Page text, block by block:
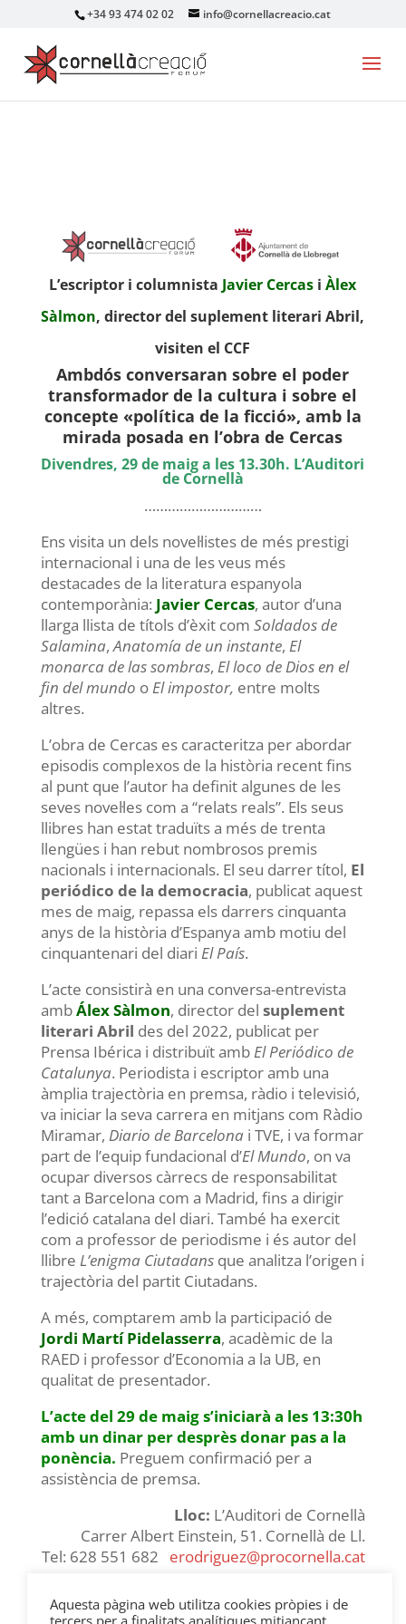
+34 93 474 02 02 info@cornellacreacio.cat
L’escriptor i columnista Javier Cercas iÀlex
Sàlmon, director del suplement literari Abril,
visiten el CCF
Ambdós conversaran sobre el poder
transformador de la cultura i sobre el
concepte «política de la ficció», amb la
mirada posada en l’obra de Cercas
Divendres, 29 de maig a les 13.30h. L’Auditori
de Cornellà
…………………………
Ens visita un dels novel·listes de més prestigi
internacional i una de les veus més
destacades de la literatura espanyola
contemporània: Javier Cercas, autor d’una
llarga llista de títols d’èxit com Soldados de
Salamina,Anatomía de un instante, El
monarca de las sombras, El loco de Dios en el
fin del mundo oEl impostor, entre molts
altres.
L’obra de Cercas es caracteritza per abordar
episodis complexos de la història recent fins
al punt que l’autor ha definit algunes de les
seves novel·les com a “relats reals”. Els seus
llibres han estat traduïts a més de trenta
llengües i han rebut nombrosos premis
nacionals i internacionals. El seu darrer títol, El
periódico de la democracia, publicat aquest
mes de maig, repassa els darrers cinquanta
anys de la història d’Espanya amb motiu del
cinquantenari del diari El País.
L’acte consistirà en una conversa-entrevista
ambÁlex Sàlmon, director del suplement
literari Abril des del 2022, publicat per
Prensa Ibérica i distribuït ambEl Periódico de
Catalunya. Periodista i escriptor amb una
àmplia trajectòria en premsa, ràdio i televisió,
va iniciar la seva carrera en mitjans com Ràdio
Miramar, Diario de Barcelonai TVE, i va formar
part de l’equip fundacional d’El Mundo, on va
ocupar diversos càrrecs de responsabilitat
tant a Barcelona com a Madrid, fins a dirigir
l’edició catalana del diari. També ha exercit
com a professor de periodisme i és autor del
llibre L’enigma Ciutadansque analitza l’origen i
trajectòria del partit Ciutadans.
A més, comptarem amb la participació de
Jordi Martí Pidelasserra, acadèmic de la
RAED i professor d’Economia a la UB, en
qualitat de presentador.
L’acte del 29 de maig s’iniciarà a les 13:30h
amb un dinar per desprès donar pas a la
ponència. Preguem confirmació per a
assistència de premsa.
Lloc: L’Auditori de Cornellà
Carrer Albert Einstein, 51. Cornellà de Ll.
Tel: 628 551 682 erodriguez@procornella.cat
Aquesta pàgina web utilitza cookies pròpies i de
tercers per a finalitats analítiques mitjançant